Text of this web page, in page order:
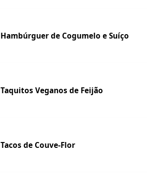
Hambúrguer de Cogumelo e Suíço
Taquitos Veganos de Feijão
Tacos de Couve-Flor